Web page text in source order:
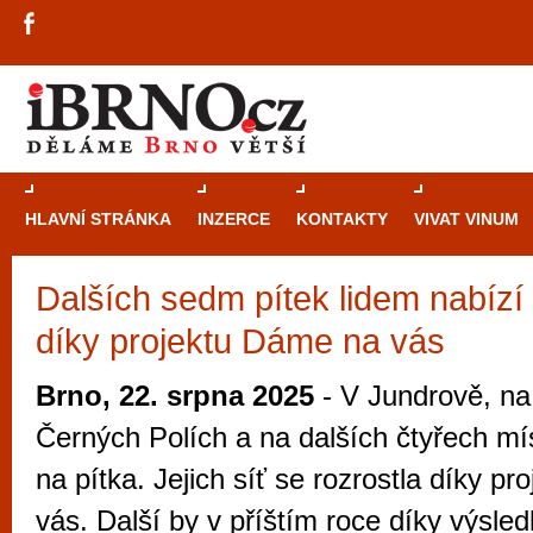
HLAVNÍ STRÁNKA INZERCE KONTAKTY VIVAT VINUM
Dalších sedm pítek lidem
díky projektu Dáme na vás
Brno, 22. srpna 2025 - V Jundrově,
Černých Polích a na dalších čtyřech
na pítka. Jejich síť se rozrostla díky
vás. Další by v příštím roce díky
Průvodce
Brně: Od
Brno je
zajímavé
restaurace,
Mimo jiné je ale také místem, kde si